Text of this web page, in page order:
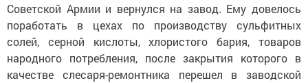
Советской Армии и вернулся на завод. Ему довелось
поработать в цехах по производству сульфитных
солей, серной кислоты, хлористого бария, товаров
народного потребления, после закрытия которого в
качестве слесаря-ремонтника перешел в заводской